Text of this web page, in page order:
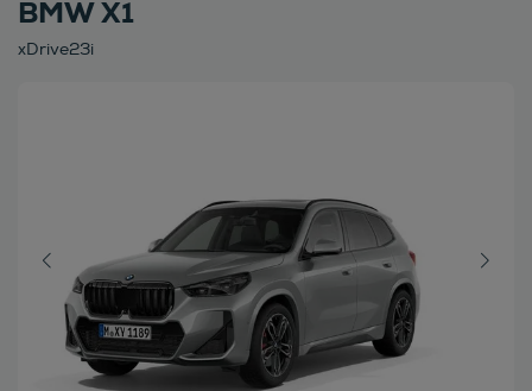
BMW X1
xDrive23i